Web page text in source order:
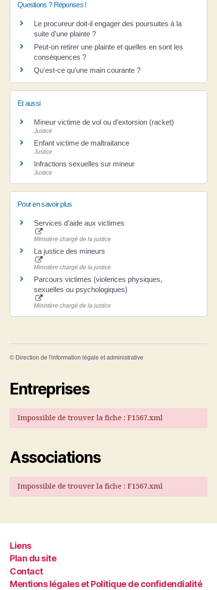
Questions ? Réponses !
Le procureur doit-il engager des poursuites à la
suite d'une plainte ?
Peut-on retirer une plainte et quelles en sont les
conséquences ?
Qu'est-ce qu'une main courante ?
Et aussi
Mineur victime de vol ou d'extorsion (racket)
Justice
Enfant victime de maltraitance
Justice
Infractions sexuelles sur mineur
Justice
Pour en savoir plus
Services d’aide aux victimes
Ministère chargé de la justice
La justice des mineurs
Ministère chargé de la justice
Parcours victimes (violences physiques,
sexuelles ou psychologiques)
Ministère chargé de la justice
© Direction de l'information légale et administrative
Entreprises
Impossible de trouver la fiche : F1567.xml
Associations
Impossible de trouver la fiche : F1567.xml
Liens
Plan du site
Contact
Mentions légales et Politique de confidendialité